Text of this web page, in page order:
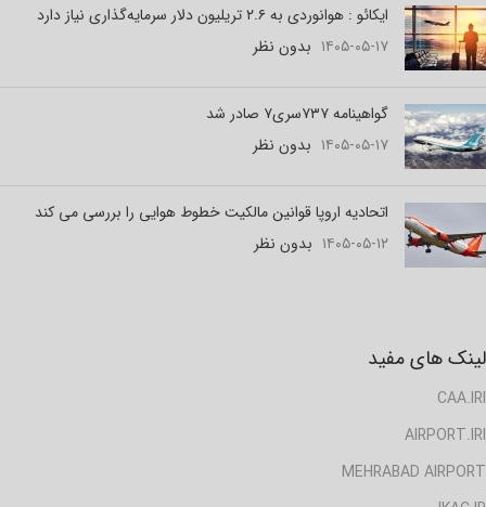
ایکائو : هوانوردی به ۲.۶ تریلیون دلار سرمایه‌گذاری نیاز دارد
۱۴۰۵-۰۵-۱۷ بدون نظر
گواهینامه ۷۳۷سری۷ صادر شد
۱۴۰۵-۰۵-۱۷ بدون نظر
اتحادیه اروپا قوانین مالکیت خطوط هوایی را بررسی می کند
۱۴۰۵-۰۵-۱۲ بدون نظر
لینک های مفید
CAA.IRI
AIRPORT.IRI
MEHRABAD AIRPORT